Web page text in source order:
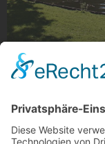
Der Niersee